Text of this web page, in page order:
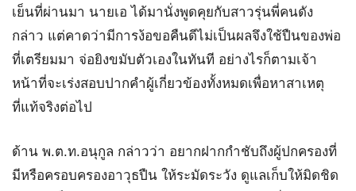
เย็นที่ผ่านมา นายเอ ได้มานั่งพูดคุยกับสาวรุ่นพี่คนดัง
กล่าว แต่คาดว่ามีการง้อขอคืนดีไม่เป็นผลจึงใช้ปืนของพ่อ
ที่เตรียมมา จ่อยิงขมับตัวเองในทันที อย่างไรก็ตามเจ้า
หน้าที่จะเร่งสอบปากคำผู้เกี่ยวข้องทั้งหมดเพื่อหาสาเหตุ
ที่แท้จริงต่อไป
ด้าน พ.ต.ท.อนุกูล กล่าวว่า อยากฝากกำชับถึงผู้ปกครองที่
มีหรือครอบครองอาวุธปืน ให้ระมัดระวัง ดูแลเก็บให้มิดชิด